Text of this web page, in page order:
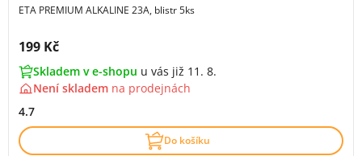
ETA PREMIUM ALKALINE 23A, blistr 5ks
Cena s DPH:
199 Kč
Skladem v e-shopu u vás již 11. 8.
Není skladem na prodejnách
4.7
Do košíku